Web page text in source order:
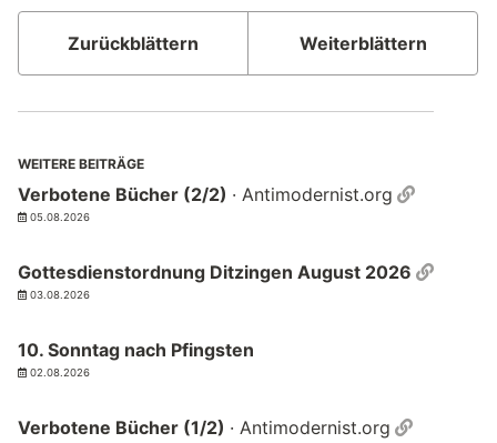
Zurückblättern Weiterblättern
WEITERE BEITRÄGE
Verbotene Bücher (2/2) · Antimodernist.org
05.08.2026
Gottesdienstordnung Ditzingen August 2026
03.08.2026
10. Sonntag nach Pfingsten
02.08.2026
Verbotene Bücher (1/2) · Antimodernist.org Permalink